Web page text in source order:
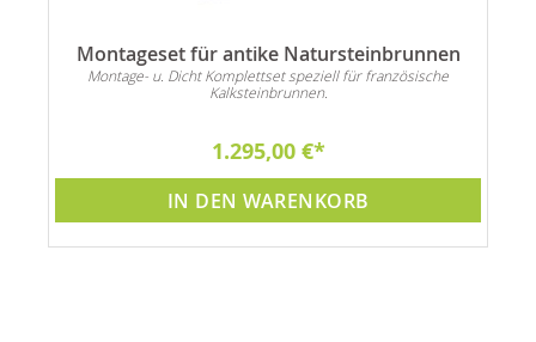
Montageset für antike Natursteinbrunnen
Montage- u. Dicht Komplettset speziell für französische
Kalksteinbrunnen.
1.295,00 €
IN DEN WARENKORB